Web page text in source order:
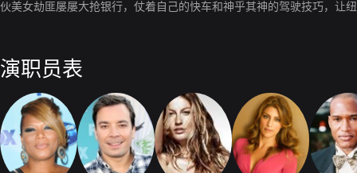
伙美女劫匪屡屡大抢银行，仗着自己的快车和神乎其神的驾驶技巧，让
演职员表